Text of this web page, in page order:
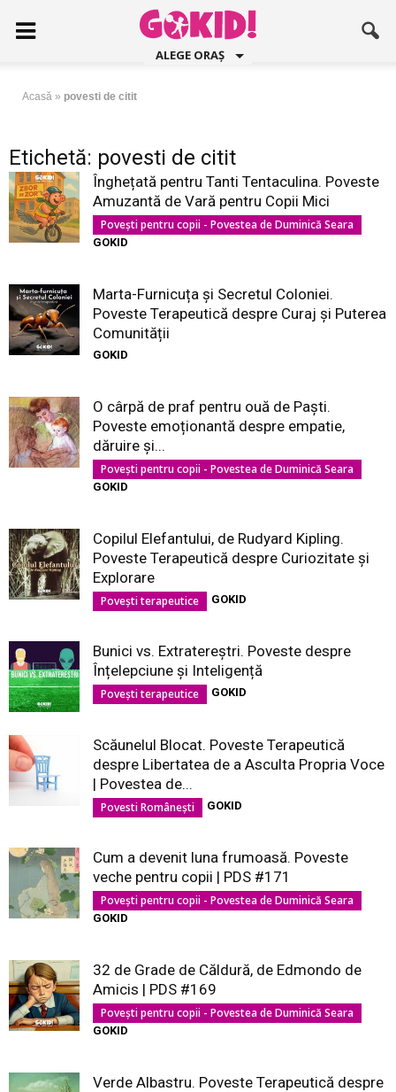
ALEGE ORAȘ
Acasă » povesti de citit
Etichetă: povesti de citit
Înghețată pentru Tanti Tentaculina. Poveste
Amuzantă de Vară pentru Copii Mici
Povești pentru copii - Povestea de Duminică Seara
GOKID
Marta-Furnicuța și Secretul Coloniei.
Poveste Terapeutică despre Curaj și Puterea
Comunității
GOKID
O cârpă de praf pentru ouă de Paști.
Poveste emoționantă despre empatie,
dăruire și...
Povești pentru copii - Povestea de Duminică Seara
GOKID
Copilul Elefantului, de Rudyard Kipling.
Poveste Terapeutică despre Curiozitate și
Explorare
Povești terapeutice GOKID
Bunici vs. Extratereștri. Poveste despre
Înțelepciune și Inteligență
Povești terapeutice GOKID
Scăunelul Blocat. Poveste Terapeutică
despre Libertatea de a Asculta Propria Voce
| Povestea de...
Povesti Românești GOKID
Cum a devenit luna frumoasă. Poveste
veche pentru copii | PDS #171
Povești pentru copii - Povestea de Duminică Seara
GOKID
32 de Grade de Căldură, de Edmondo de
Amicis | PDS #169
Povești pentru copii - Povestea de Duminică Seara
GOKID
Verde Albastru. Poveste Terapeutică despre